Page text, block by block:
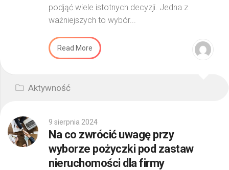
podjąć wiele istotnych decyzji. Jedna z
ważniejszych to wybór...
Read More
Aktywność
9 sierpnia 2024
Na co zwrócić uwagę przy
wyborze pożyczki pod zastaw
nieruchomości dla firmy